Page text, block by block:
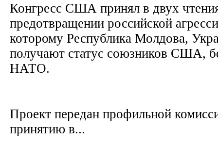
Конгресс США принял в двух
предотвращении российской
которому Республика Молдова,
получают статус союзников США,
НАТО.
Проект передан профильной
принятию в...